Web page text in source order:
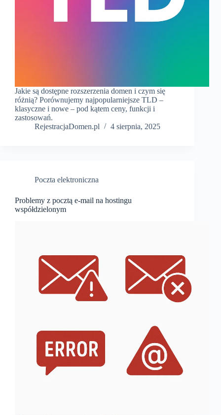
Jakie są dostępne rozszerzenia domen i czym się
różnią? Porównujemy najpopularniejsze TLD –
klasyczne i nowe – pod kątem ceny, funkcji i
zastosowań.
RejestracjaDomen.pl
4 sierpnia, 2025
Poczta elektroniczna
Problemy z pocztą e-mail na hostingu
współdzielonym